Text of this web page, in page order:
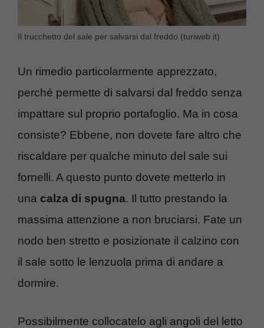
Il trucchetto del sale per salvarsi dal freddo (turiweb.it)
Un rimedio particolarmente apprezzato,
perché permette di salvarsi dal freddo senza
impattare sul proprio portafoglio. Ma in cosa
consiste? Ebbene, non dovete fare altro che
riscaldare per qualche minuto del sale sui
fornelli. A questo punto dovete metterlo in
una calza di spugna. Il tutto prestando la
massima attenzione a non bruciarsi. Fate un
nodo ben stretto e posizionate il calzino con
il sale sotto le lenzuola prima di andare a
dormire.
Possibilmente collocatelo agli angoli del letto